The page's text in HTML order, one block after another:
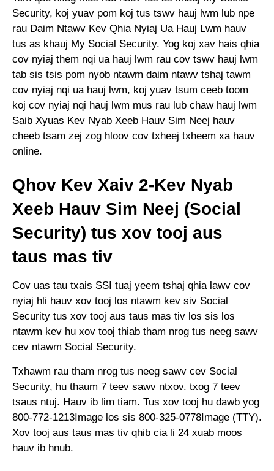
Security, koj yuav pom koj tus tswv hauj lwm lub npe
rau Daim Ntawv Kev Qhia Nyiaj Ua Hauj Lwm hauv
tus as khauj My Social Security. Yog koj xav hais qhia
cov nyiaj them nqi ua hauj lwm rau cov tswv hauj lwm
tab sis tsis pom nyob ntawm daim ntawv tshaj tawm
cov nyiaj nqi ua hauj lwm, koj yuav tsum ceeb toom
koj cov nyiaj nqi hauj lwm mus rau lub chaw hauj lwm
Saib Xyuas Kev Nyab Xeeb Hauv Sim Neej hauv
cheeb tsam zej zog hloov cov txheej txheem xa hauv
online.
Qhov Kev Xaiv 2-Kev Nyab
Xeeb Hauv Sim Neej (Social
Security) tus xov tooj aus
taus mas tiv
Cov uas tau txais SSI tuaj yeem tshaj qhia lawv cov
nyiaj hli hauv xov tooj los ntawm kev siv Social
Security tus xov tooj aus taus mas tiv los sis los
ntawm kev hu xov tooj thiab tham nrog tus neeg sawv
cev ntawm Social Security.
Txhawm rau tham nrog tus neeg sawv cev Social
Security, hu thaum 7 teev sawv ntxov. txog 7 teev
tsaus ntuj. Hauv ib lim tiam. Tus xov tooj hu dawb yog
800-772-1213Image los sis 800-325-0778Image (TTY).
Xov tooj aus taus mas tiv qhib cia li 24 xuab moos
hauv ib hnub.